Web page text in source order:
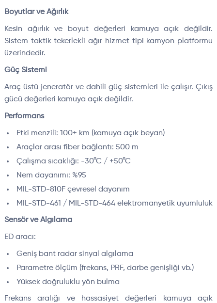
Boyutlar ve Ağırlık
Kesin ağırlık ve boyut değerleri kamuya açık değildir.
Sistem taktik tekerlekli ağır hizmet tipi kamyon platformu
üzerindedir.
Güç Sistemi
Araç üstü jeneratör ve dahili güç sistemleri ile çalışır. Çıkış
gücü değerleri kamuya açık değildir.
Performans
Etki menzili: 100+ km (kamuya açık beyan)
Araçlar arası fiber bağlantı: 500 m
Çalışma sıcaklığı: -30°C / +50°C
Nem dayanımı: %95
MIL-STD-810F çevresel dayanım
MIL-STD-461 / MIL-STD-464 elektromanyetik uyumluluk
Sensör ve Algılama
ED aracı:
Geniş bant radar sinyal algılama
Parametre ölçüm (frekans, PRF, darbe genişliği vb.)
Yüksek doğruluklu yön bulma
Frekans aralığı ve hassasiyet değerleri kamuya açık